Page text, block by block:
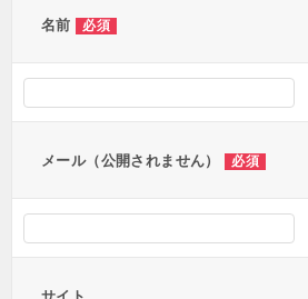
名前 必須
メール（公開されません） 必須